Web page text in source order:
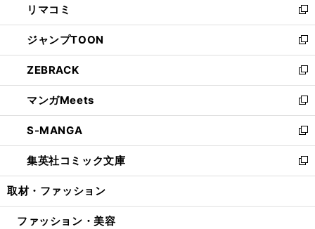
で
開
く
ド
ウ
で
開
く
ィ
ン
ド
ウ
で
開
く
い
ウ
ィ
ン
ド
ウ
で
開
く
リマコミ
新
し
い
ウ
ィ
ン
ド
ウ
で
開
く
ジャンプTOON
新
し
い
ウ
ィ
ン
ド
ウ
で
開
ZEBRACK
新
し
い
ウ
ィ
ン
ド
ウ
開
マンガMeets
新
し
い
ウ
ィ
ン
ウ
S-MANGA
新
し
い
ウ
ン
集英社コミック文庫
新
し
ウ
取材・ファッション
ファッション・美容